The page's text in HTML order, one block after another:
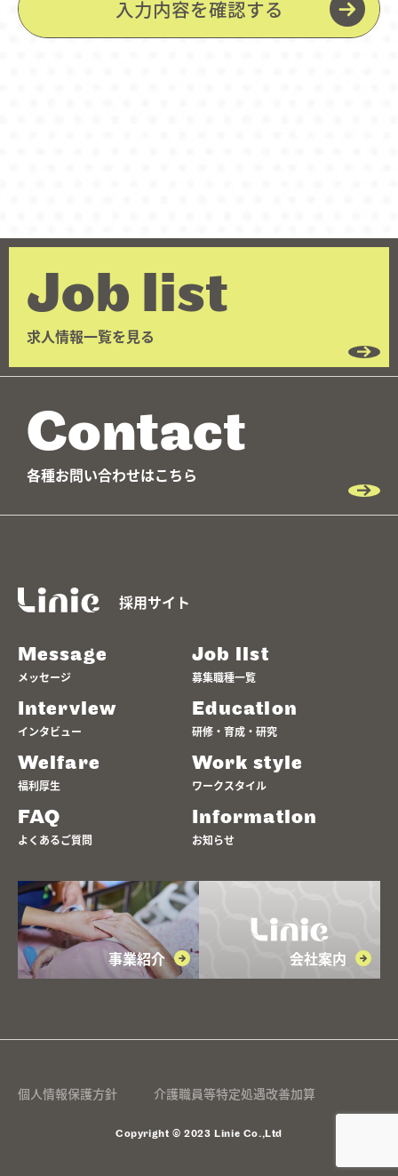
Contact
各種お問い合わせはこちら
Job list
求人情報一覧を見る
採用サイト
Message
メッセージ
Job list
募集職種一覧
Interview
インタビュー
Education
研修・育成・研究
Welfare
福利厚生
Work style
ワークスタイル
FAQ
よくあるご質問
Information
お知らせ
事業紹介 会社案内
個人情報保護方針 介護職員等特定処遇改善加算
Copyright © 2023 Linie Co.,Ltd